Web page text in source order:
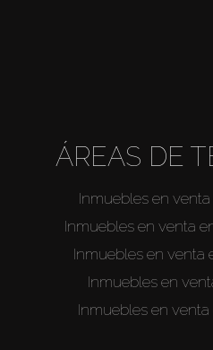
Sobre Plano
Agentes
ÁREAS DE
Inmuebles en
Inmuebles en venta
Inmuebles en venta
Inmuebles en
Inmuebles en